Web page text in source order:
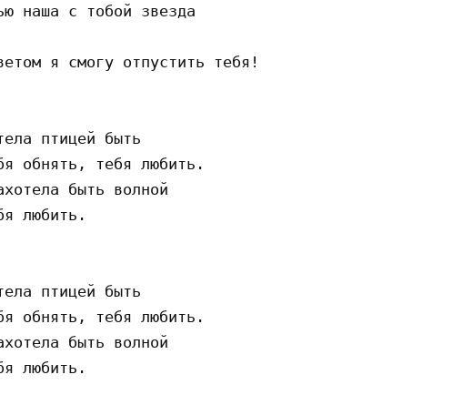
наша с тобой звезда
я смогу отпустить тебя!
птицей быть
обнять, тебя любить.
быть волной
любить.
птицей быть
обнять, тебя любить.
быть волной